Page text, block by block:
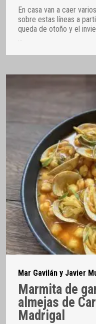
En casa van a caer
sobre estas líneas a
queda de otoño y el
Mar Gavilán y Javier
Marmita de
almejas de
Madrigal